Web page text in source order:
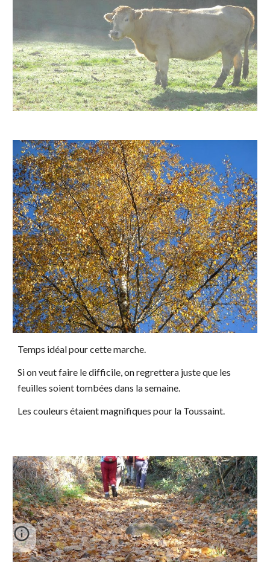
Temps idéal pour cette marche.
Si on veut faire le difficile, on regrettera juste que les
feuilles soient tombées dans la semaine.
Les couleurs étaient magnifiques pour la Toussaint.